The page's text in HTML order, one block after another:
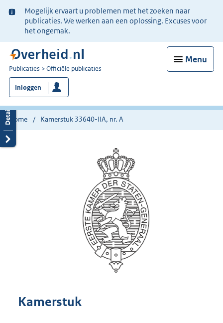
Ter
informatie:
Mogelijk ervaart u problemen met het zoeken naar
publicaties. We werken aan een oplossing. Excuses voor
het ongemak.
Menu
U
bent
nu
hier:
Publicaties Officiële publicaties
Inloggen
Home Kamerstuk 33640-IIA, nr. A
Kamerstuk